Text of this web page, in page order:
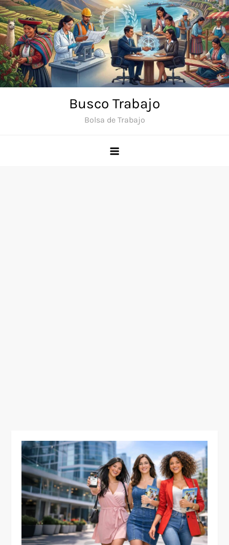
Saltar
al
contenido
Busco Trabajo
Bolsa de Trabajo